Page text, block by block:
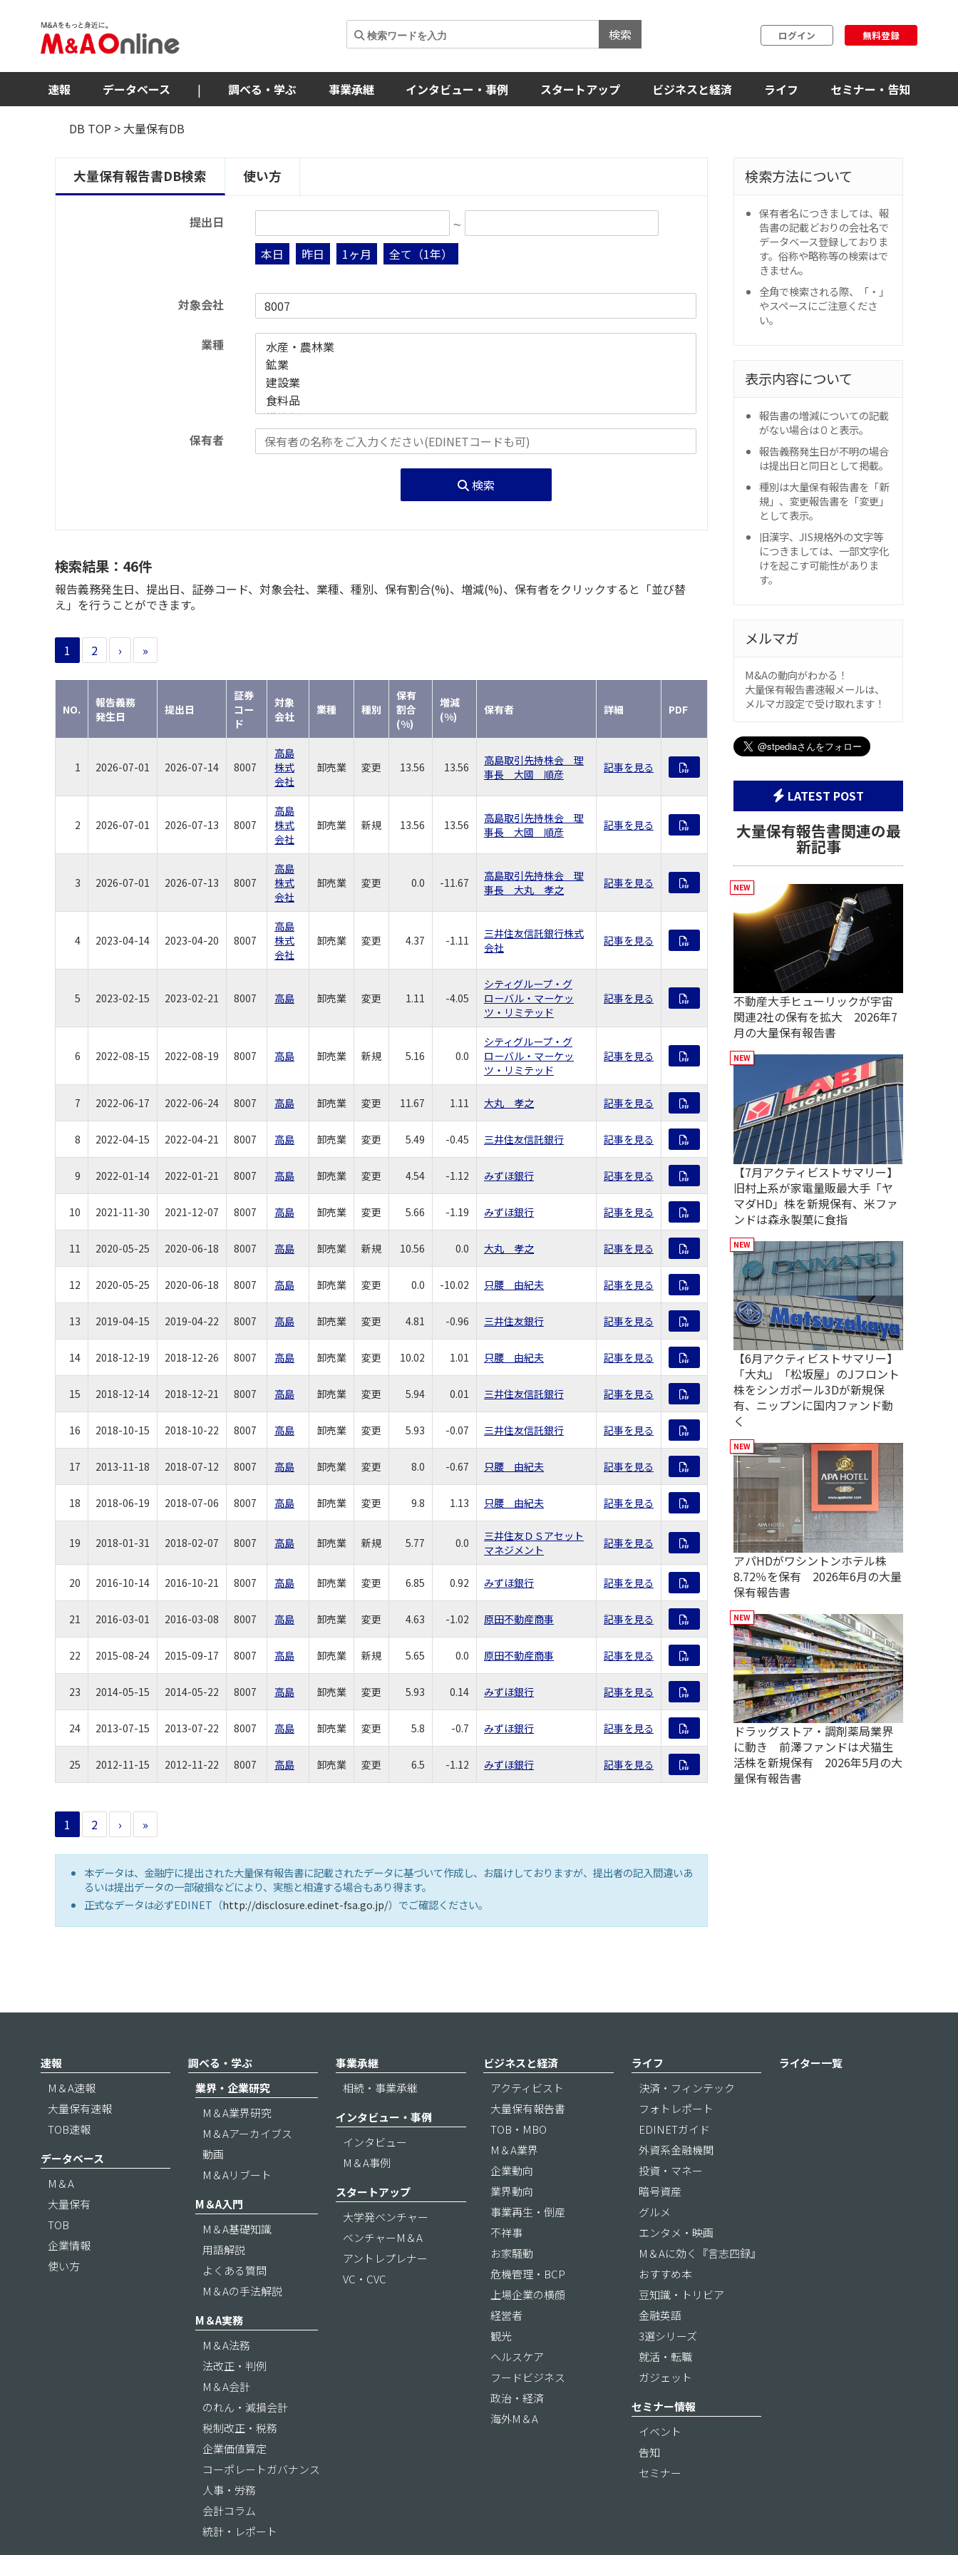
検索 ログイン 無料登録
速報 データベース | 調べる・学ぶ 事業承継 インタビュー・事例 スタートアップ ビジネスと経済 ライフ セミナー・告知
DB TOP > 大量保有DB
大量保有報告書DB検索 使い方
提出日
∼
本日
昨日 1ヶ月 全て（1年）
対象会社
業種
保有者
検索
検索結果：46件
報告義務発生日、提出日、証券コード、対象会社、業種、種別、保有割合(%)、増減(%)、保有者をクリックすると「並び替
え」を行うことができます。
1 2 › »
NO.
報告義務
発生日
提出日
証券
コー
ド
対象
会社
業種 種別
保有
割合
(%)
増減
(%)
保有者 詳細 PDF
1 2026-07-01 2026-07-14 8007
高島
株式
会社
卸売業 変更 13.56 13.56
高島取引先持株会 理
事長 大國 順彦
記事を見る
2 2026-07-01 2026-07-13 8007
高島
株式
会社
卸売業 新規 13.56 13.56
高島取引先持株会 理
事長 大國 順彦
記事を見る
3 2026-07-01 2026-07-13 8007
高島
株式
会社
卸売業 変更 0.0 -11.67
高島取引先持株会 理
事長 大丸 孝之
記事を見る
4 2023-04-14 2023-04-20 8007
高島
株式
会社
卸売業 変更 4.37 -1.11
三井住友信託銀行株式
会社
記事を見る
5 2023-02-15 2023-02-21 8007 高島 卸売業 変更 1.11 -4.05
シティグループ・グ
ローバル・マーケッ
ツ・リミテッド
記事を見る
6 2022-08-15 2022-08-19 8007 高島 卸売業 新規 5.16 0.0
シティグループ・グ
ローバル・マーケッ
ツ・リミテッド
記事を見る
7 2022-06-17 2022-06-24 8007 高島 卸売業 変更 11.67 1.11 大丸 孝之 記事を見る
8 2022-04-15 2022-04-21 8007 高島 卸売業 変更 5.49 -0.45 三井住友信託銀行 記事を見る
9 2022-01-14 2022-01-21 8007 高島 卸売業 変更 4.54 -1.12 みずほ銀行 記事を見る
10 2021-11-30 2021-12-07 8007 高島 卸売業 変更 5.66 -1.19 みずほ銀行 記事を見る
11 2020-05-25 2020-06-18 8007 高島 卸売業 新規 10.56 0.0 大丸 孝之 記事を見る
12 2020-05-25 2020-06-18 8007 高島 卸売業 変更 0.0 -10.02 只腰 由紀夫 記事を見る
13 2019-04-15 2019-04-22 8007 高島 卸売業 変更 4.81 -0.96 三井住友銀行 記事を見る
14 2018-12-19 2018-12-26 8007 高島 卸売業 変更 10.02 1.01 只腰 由紀夫 記事を見る
15 2018-12-14 2018-12-21 8007 高島 卸売業 変更 5.94 0.01 三井住友信託銀行 記事を見る
16 2018-10-15 2018-10-22 8007 高島 卸売業 変更 5.93 -0.07 三井住友信託銀行 記事を見る
17 2013-11-18 2018-07-12 8007 高島 卸売業 変更 8.0 -0.67 只腰 由紀夫 記事を見る
18 2018-06-19 2018-07-06 8007 高島 卸売業 変更 9.8 1.13 只腰 由紀夫 記事を見る
19 2018-01-31 2018-02-07 8007 高島 卸売業 新規 5.77 0.0
三井住友ＤＳアセット
マネジメント
記事を見る
20 2016-10-14 2016-10-21 8007 高島 卸売業 変更 6.85 0.92 みずほ銀行 記事を見る
21 2016-03-01 2016-03-08 8007 高島 卸売業 変更 4.63 -1.02 原田不動産商事 記事を見る
22 2015-08-24 2015-09-17 8007 高島 卸売業 新規 5.65 0.0 原田不動産商事 記事を見る
23 2014-05-15 2014-05-22 8007 高島 卸売業 変更 5.93 0.14 みずほ銀行 記事を見る
24 2013-07-15 2013-07-22 8007 高島 卸売業 変更 5.8 -0.7 みずほ銀行 記事を見る
25 2012-11-15 2012-11-22 8007 高島 卸売業 変更 6.5 -1.12 みずほ銀行 記事を見る
1 2 › »
本データは、金融庁に提出された大量保有報告書に記載されたデータに基づいて作成し、お届けしておりますが、提出者の記入間違いあ
るいは提出データの一部破損などにより、実態と相違する場合もあり得ます。
正式なデータは必ずEDINET（http://disclosure.edinet-fsa.go.jp/）でご確認ください。
検索方法について
保有者名につきましては、報
告書の記載どおりの会社名で
データベース登録しておりま
す。俗称や略称等の検索はで
きません。
全角で検索される際、「・」
やスペースにご注意くださ
い。
表示内容について
報告書の増減についての記載
がない場合は０と表示。
報告義務発生日が不明の場合
は提出日と同日として掲載。
種別は大量保有報告書を「新
規」、変更報告書を「変更」
として表示。
旧漢字、JIS規格外の文字等
につきましては、一部文字化
けを起こす可能性がありま
す。
メルマガ
M&Aの動向がわかる！
大量保有報告書速報メールは、
メルマガ設定で受け取れます！
LATEST POST
大量保有報告書関連の最
新記事
不動産大手ヒューリックが宇宙
関連2社の保有を拡大 2026年7
月の大量保有報告書
【7月アクティビストサマリー】
旧村上系が家電量販最大手「ヤ
マダHD」株を新規保有、米ファ
ンドは森永製菓に食指
【6月アクティビストサマリー】
「大丸」「松坂屋」のJフロント
株をシンガポール3Dが新規保
有、ニップンに国内ファンド動
く
アパHDがワシントンホテル株
8.72％を保有 2026年6月の大量
保有報告書
ドラッグストア・調剤薬局業界
に動き 前澤ファンドは犬猫生
活株を新規保有 2026年5月の大
量保有報告書
速報
M＆A速報
大量保有速報
TOB速報
データベース
M＆A
大量保有
TOB
企業情報
使い方
調べる・学ぶ
業界・企業研究
M＆A業界研究
M＆Aアーカイブス
動画
M＆Aリブート
M＆A入門
M＆A基礎知識
用語解説
よくある質問
M＆Aの手法解説
M＆A実務
M＆A法務
法改正・判例
M＆A会計
のれん・減損会計
税制改正・税務
企業価値算定
コーポレートガバナンス
人事・労務
会計コラム
統計・レポート
事業承継
相続・事業承継
インタビュー・事例
インタビュー
M＆A事例
スタートアップ
大学発ベンチャー
ベンチャーM＆A
アントレプレナー
VC・CVC
ビジネスと経済
アクティビスト
大量保有報告書
TOB・MBO
M＆A業界
企業動向
業界動向
事業再生・倒産
不祥事
お家騒動
危機管理・BCP
上場企業の横顔
経営者
観光
ヘルスケア
フードビジネス
政治・経済
海外M＆A
ライフ
決済・フィンテック
フォトレポート
EDINETガイド
外資系金融機関
投資・マネー
暗号資産
グルメ
エンタメ・映画
M＆Aに効く『言志四録』
おすすめ本
豆知識・トリビア
金融英語
3選シリーズ
就活・転職
ガジェット
セミナー情報
イベント
告知
セミナー
ライター一覧